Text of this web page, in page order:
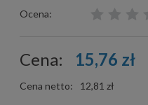
Ocena:
Cena: 15,76 zł
Cena netto: 12,81 zł